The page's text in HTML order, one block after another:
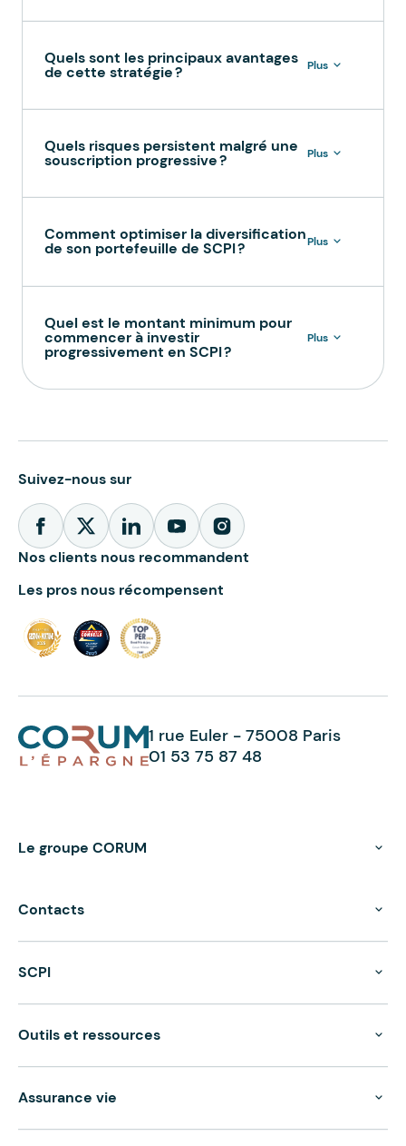
Quels sont les principaux avantages
de cette stratégie ? Plus
Quels risques persistent malgré une
souscription progressive ? Plus
Comment optimiser la diversification
de son portefeuille de SCPI ? Plus
Quel est le montant minimum pour
commencer à investir
progressivement en SCPI ?
Plus
Suivez-nous sur
Nos clients nous recommandent
Les pros nous récompensent
1 rue Euler - 75008 Paris
01 53 75 87 48
Le groupe CORUM
Contacts
SCPI
Outils et ressources
Assurance vie